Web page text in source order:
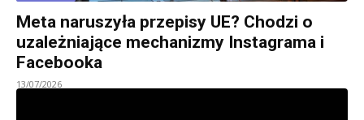
Meta naruszyła przepisy UE? Chodzi o
uzależniające mechanizmy Instagrama i
Facebooka
13/07/2026